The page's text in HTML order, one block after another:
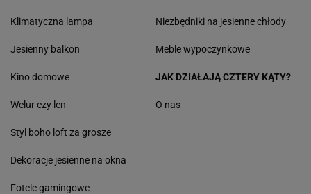
Klimatyczna lampa
Jesienny balkon
Niezbędniki na jesienne chłody
Meble wypoczynkowe
Kino domowe
Welur czy len
Styl boho loft za grosze
Dekoracje jesienne na okna
Fotele gamingowe
JAK DZIAŁAJĄ CZTERY KĄTY?
O nas